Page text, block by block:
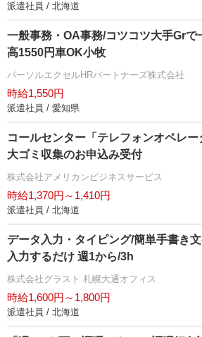
派遣社員 / 北海道
一般事務・OA事務/コツコツ大手Grで
高1550円車OK小牧
パーソルエクセルHRパートナーズ株式会社
時給1,550円
派遣社員 / 愛知県
コールセンター「テレフォンオペレー
大ゴミ収集のお申込み受付
株式会社アメリカンビジネスサービス
時給1,370円～1,410円
派遣社員 / 北海道
データ入力・タイピング/簡単手書き
入力するだけ 週1から/3h
株式会社グラスト 札幌大通オフィス
時給1,600円～1,800円
派遣社員 / 北海道